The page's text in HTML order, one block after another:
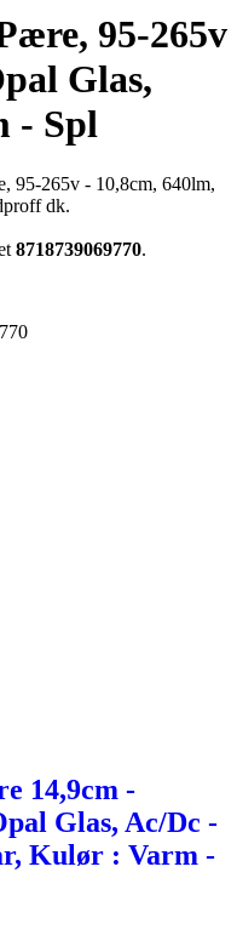
95-265v
Glas,
- Spl
95-265v - 10,8cm, 640lm,
dk.
8718739069770.
14,9cm -
Glas, Ac/Dc -
Kulør : Varm -